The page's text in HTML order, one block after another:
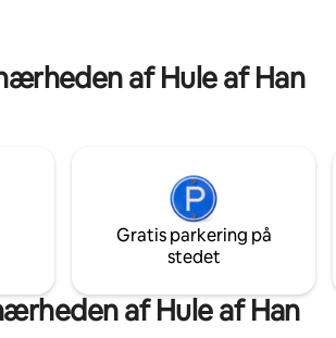
af Hule af Han
Gratis parkering på
stedet
af Hule af Han